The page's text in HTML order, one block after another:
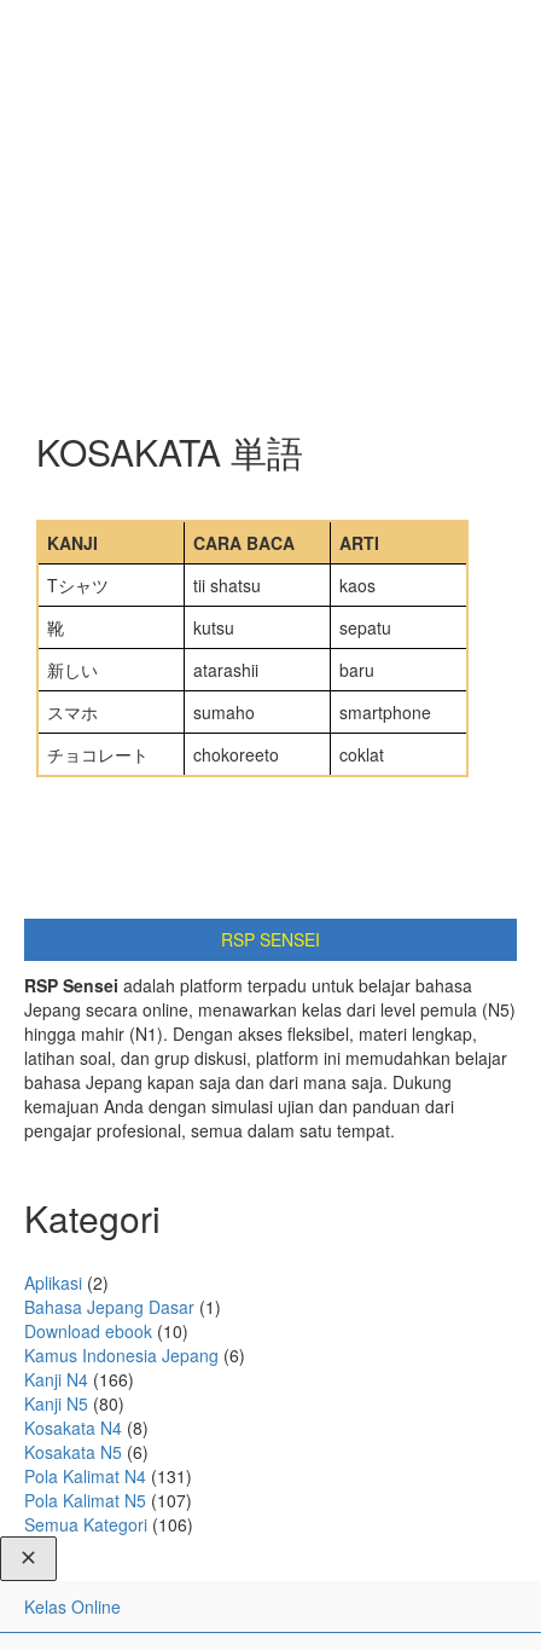
KOSAKATA 単語
KANJI CARA BACA
ARTI
Tシャツ
tii shatsu
kaos
靴
kutsu
sepatu
新しい
atarashii
baru
スマホ
sumaho
smartphone
チョコレート
chokoreeto coklat
RSP SENSEI
RSP Sensei adalah platform terpadu untuk belajar bahasa
Jepang secara online, menawarkan kelas dari level pemula (N5)
hingga mahir (N1). Dengan akses fleksibel, materi lengkap,
latihan soal, dan grup diskusi, platform ini memudahkan belajar
bahasa Jepang kapan saja dan dari mana saja. Dukung
kemajuan Anda dengan simulasi ujian dan panduan dari
pengajar profesional, semua dalam satu tempat.
Kategori
Aplikasi (2)
Bahasa Jepang Dasar (1)
Download ebook (10)
Kamus Indonesia Jepang (6)
Kanji N4 (166)
Kanji N5 (80)
Kosakata N4 (8)
Kosakata N5 (6)
Pola Kalimat N4 (131)
Pola Kalimat N5 (107)
Semua Kategori (106)
Kelas Online